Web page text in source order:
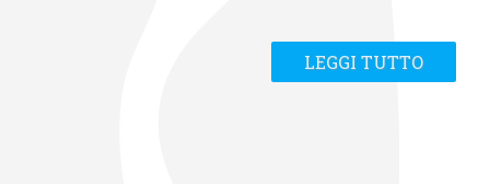
LEGGI TUTTO